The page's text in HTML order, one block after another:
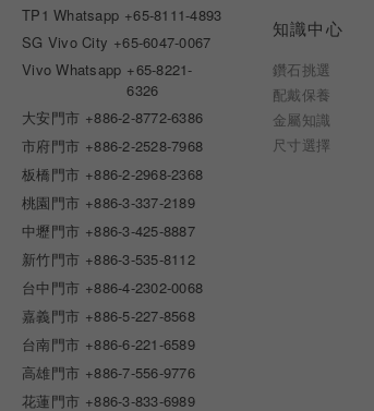
TP1 Whatsapp +65-8111-4893
SG Vivo City +65-6047-0067
Vivo Whatsapp +65-8221-
6326
大安門市 +886-2-8772-6386
市府門市 +886-2-2528-7968
板橋門市 +886-2-2968-2368
桃園門市 +886-3-337-2189
中壢門市 +886-3-425-8887
新竹門市 +886-3-535-8112
台中門市 +886-4-2302-0068
嘉義門市 +886-5-227-8568
台南門市 +886-6-221-6589
高雄門市 +886-7-556-9776
花蓮門市 +886-3-833-6989
知識中心
鑽石挑選
配戴保養
金屬知識
尺寸選擇